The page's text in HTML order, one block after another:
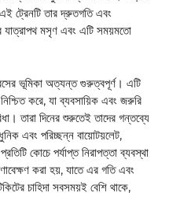
ট্রেনটি তার দ্রুতগতি এবং
যাত্রাপথ মসৃণ এবং এটি সময়মতো
ভূমিকা অত্যন্ত গুরুত্বপূর্ণ। এটি
করে, যা ব্যবসায়িক এবং জরুরি
তারা দিনের শুরুতেই তাদের গন্তব্যে
এবং পরিচ্ছন্ন বায়োটয়লেট,
কোচে পর্যাপ্ত নিরাপত্তা ব্যবস্থা
করা হয়, যাতে এর গতি এবং
চাহিদা সবসময়ই বেশি থাকে,